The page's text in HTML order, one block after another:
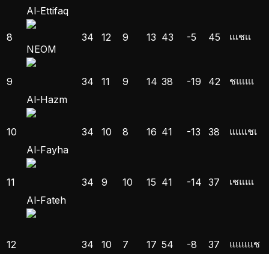
Al-Ettifaq
8
NEOM
34 12 9 13 43 -5 45 เแชเเ
9
Al-Hazm
34 11 9 14 38 -19 42 ชแเแเ
10
Al-Fayha
34 10 8 16 41 -13 38 แแแชเ
11
Al-Fateh
34 9 10 15 41 -14 37 เชแแเ
12 34 10 7 17 54 -8 37 แแแแช